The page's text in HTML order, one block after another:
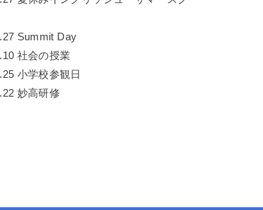
Summit Day
社会の授業
小学校参観日
妙高研修